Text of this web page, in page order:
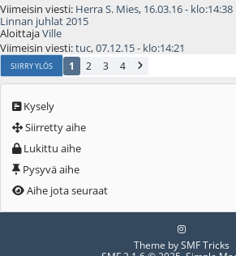
Viimeisin viesti: Herra S. Mies, 16.03.16 - klo:14:38
Linnan juhlat 2015
AloittajaVille
Viimeisin viesti:tuc,07.12.15 - klo:14:21
SIIRRY YLÖS 1 2 3 4
Kysely
Siirretty aihe
Lukittu aihe
Pysyvä aihe
Aihe jota seuraat
Theme bySMF Tricks